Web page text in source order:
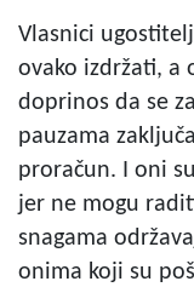
Vlasnici
ovako izdržati, a
doprinos da se
pauzama
proračun. I oni
jer ne mogu
snagama
onima koji su